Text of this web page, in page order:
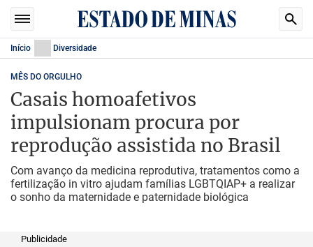
Início Diversidade
MÊS DO ORGULHO
Casais homoafetivos
impulsionam procura por
reprodução assistida no Brasil
Com avanço da medicina reprodutiva, tratamentos como a
fertilização in vitro ajudam famílias LGBTQIAP+ a realizar
o sonho da maternidade e paternidade biológica
Publicidade